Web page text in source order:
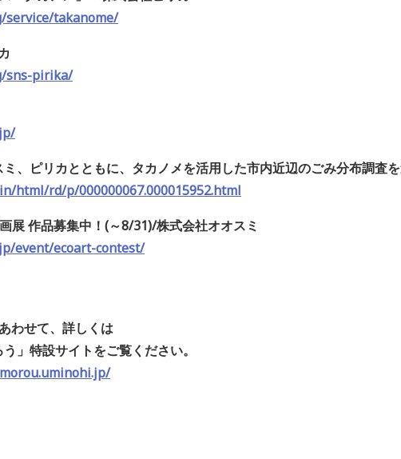
takanome/
sns-pirika/
、ピリカとともに、タカノメを活用した市内近辺のごみ分布調査
html/rd/p/000000067.000015952.html
展 作品募集中！(～8/31)/株式会社オオスミ
event/ecoart-contest/
わせて、詳しくは
」特設サイトをご覧ください。